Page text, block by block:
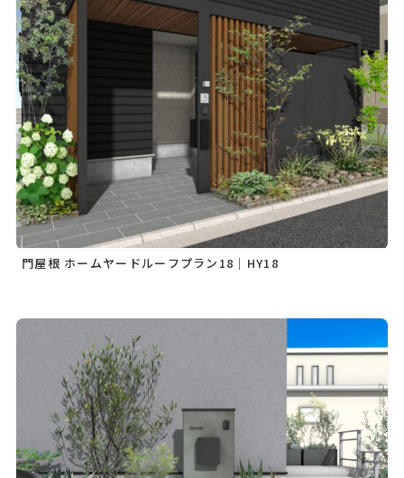
門屋根 ホームヤードルーフプラン18｜HY18